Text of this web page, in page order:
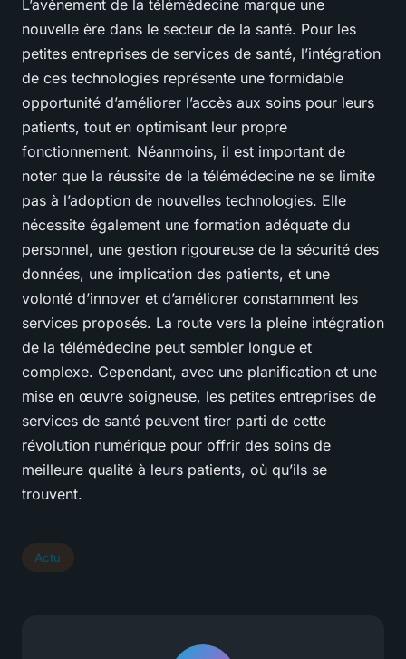
L’avènement de la télémédecine marque une
nouvelle ère dans le secteur de la santé. Pour les
petites entreprises de services de santé, l’intégration
de ces technologies représente une formidable
opportunité d’améliorer l’accès aux soins pour leurs
patients, tout en optimisant leur propre
fonctionnement. Néanmoins, il est important de
noter que la réussite de la télémédecine ne se limite
pas à l’adoption de nouvelles technologies. Elle
nécessite également une formation adéquate du
personnel, une gestion rigoureuse de la sécurité des
données, une implication des patients, et une
volonté d’innover et d’améliorer constamment les
services proposés. La route vers la pleine intégration
de la télémédecine peut sembler longue et
complexe. Cependant, avec une planification et une
mise en œuvre soigneuse, les petites entreprises de
services de santé peuvent tirer parti de cette
révolution numérique pour offrir des soins de
meilleure qualité à leurs patients, où qu’ils se
trouvent.
Actu